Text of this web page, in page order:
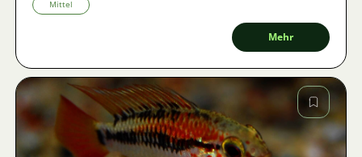
Mittel
Mehr